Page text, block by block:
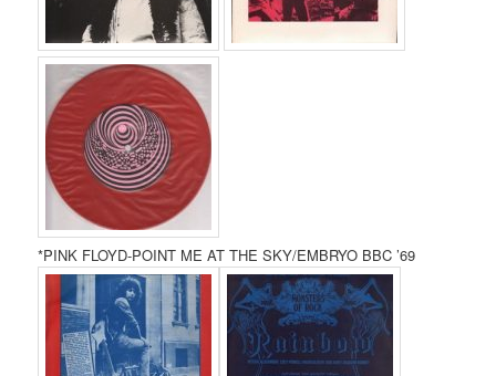
*PINK FLOYD-POINT ME AT THE SKY/EMBRYO BBC ’69